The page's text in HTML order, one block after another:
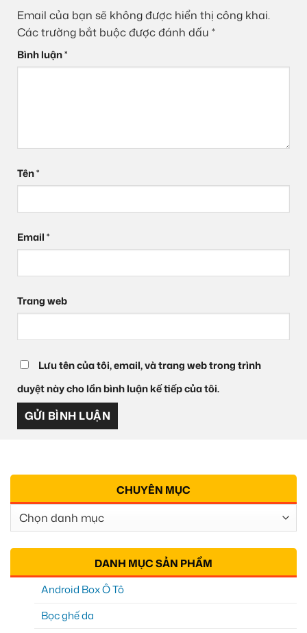
Email của bạn sẽ không được hiển thị công khai.
Các trường bắt buộc được đánh dấu *
Bình luận*
Tên*
Email*
Trang web
Lưu tên của tôi, email, và trang web trong trình
duyệt này cho lần bình luận kế tiếp của tôi.
CHUYÊN MỤC
Chuyên
Mục
DANH MỤC SẢN PHẨM
Android Box Ô Tô
Bọc ghế da